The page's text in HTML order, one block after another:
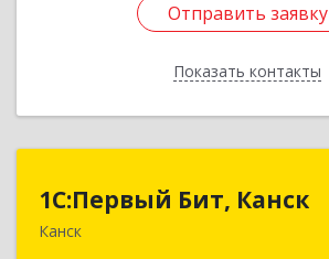
Отправить заявку
Показать контакты
Отправить заявку
Назад
1С:Первый Бит, Канск
Канск